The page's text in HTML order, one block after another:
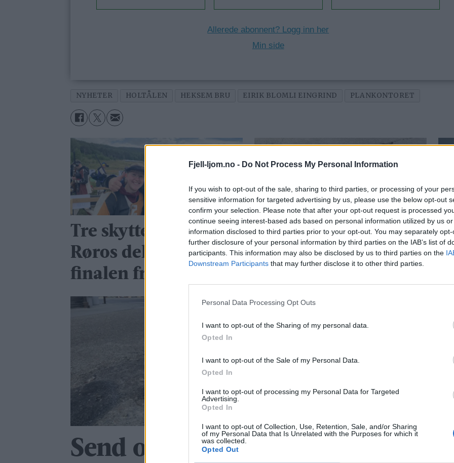
Fjell-ljom.no - Do Not Process My Personal Information
If you wish to opt-out of the sale, sharing to third parties, or processing of your
sensitive information for targeted advertising by us, please use the below opt-out
confirm your selection. Please note that after your opt-out request is processed
continue seeing interest-based ads based on personal information utilized by us
information disclosed to third parties prior to your opt-out. You may separately
further disclosure of your personal information by third parties on the IAB’s list of
participants. This information may also be disclosed by us to third parties on the
Downstream Participants that may further disclose it to other third parties.
Personal Data Processing Opt Outs
I want to opt-out of the Sharing of my personal data.
Opted In
I want to opt-out of the Sale of my Personal Data.
Opted In
I want to opt-out of processing my Personal Data for Targeted
Advertising.
Opted In
I want to opt-out of Collection, Use, Retention, Sale, and/or Sharing
of my Personal Data that Is Unrelated with the Purposes for which it
was collected.
Opted Out
Allerede abonnent? Logg inn her
Min side
NYHETER HOLTÅLEN HEKSEM BRU EIRIK BLOMLI EINGRIND PLANKONTORET
Tre skyttere fra
Røros deltok i
finalen fredag
Har du vært borti
Sjøbakken-hølet? Se
Send oss bilde av ditt
Se
Med
6